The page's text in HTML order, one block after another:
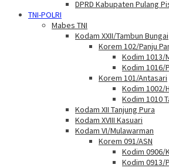
DPRD Kabupaten Pulang
TNI-POLRI
Mabes TNI
Kodam XXII/Tambun Bungai
Korem 102/Panju
Kodim 1013/
Kodim 1016/
Korem 101/Antasari
Kodim 1002/
Kodim 1010
Kodam XII Tanjung Pura
Kodam XVIII Kasuari
Kodam VI/Mulawarman
Korem 091/ASN
Kodim 0906/
Kodim 0913/